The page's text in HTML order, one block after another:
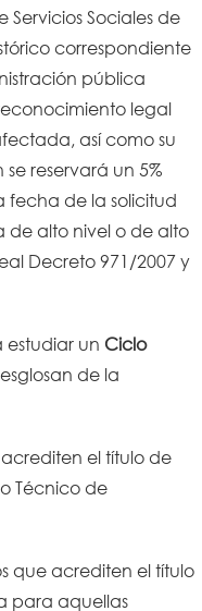
Sociales de
correspondiente
pública
legal
así como su
reservará un 5%
fecha de la solicitud
alto nivel o de alto
Decreto 971/2007 y
estudiar un Ciclo
de la
el título de
Técnico de
que acrediten el título
para aquellas